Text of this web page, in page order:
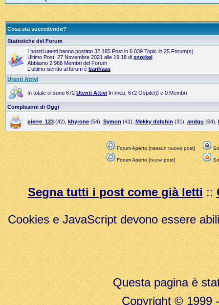
Cosa sta succedendo?
Statistiche del Forum
I nostri utenti hanno postato 32.185 Post in 6.039 Topic in 25 Forum(s)
Ultimo Post; 27 Novembre 2021 alle 19:18 di snorkel
Abbiamo 2.968 Membri del Forum
L'ultimo iscritto al forum è barihaas
Utenti Attivi
In totale ci sono 672 Utenti Attivi In linea, 672 Ospite(i) e 0 Membri
Compleanni di Oggi
pierre_123 (42), khyrone (54), Symon (41), Mekky dolphin (31), andgu (64),
Forum Aperto [nessun nuovo post]
Forum Aperto [nuovi post]
Segna tutti i post come già letti::
Cookies e JavaScript devono essere
Questa pagina è
Copyright © 1999